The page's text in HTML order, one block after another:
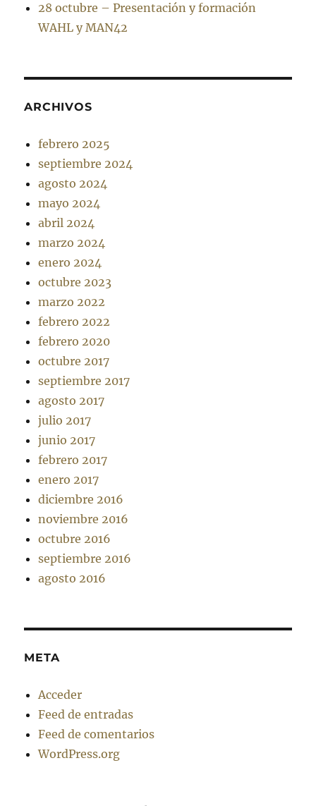
28 octubre – Presentación y formación
WAHL y MAN42
ARCHIVOS
febrero 2025
septiembre 2024
agosto 2024
mayo 2024
abril 2024
marzo 2024
enero 2024
octubre 2023
marzo 2022
febrero 2022
febrero 2020
octubre 2017
septiembre 2017
agosto 2017
julio 2017
junio 2017
febrero 2017
enero 2017
diciembre 2016
noviembre 2016
octubre 2016
septiembre 2016
agosto 2016
META
Acceder
Feed de entradas
Feed de comentarios
WordPress.org